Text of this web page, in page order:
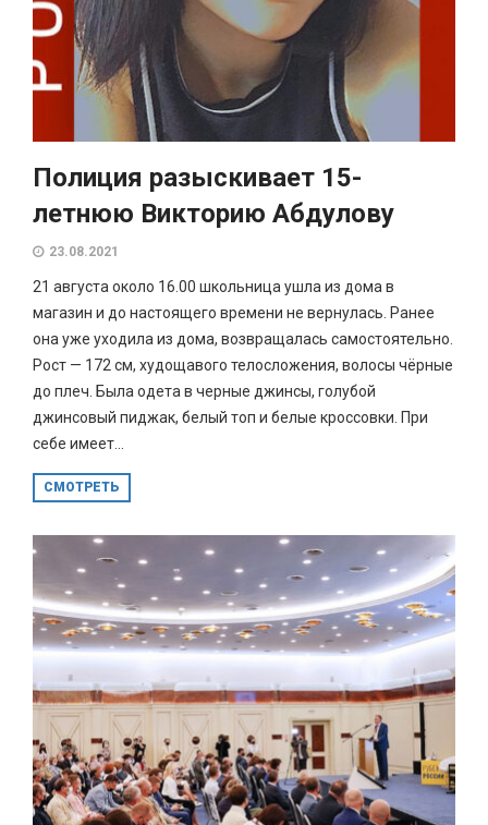
Полиция разыскивает 15-
летнюю Викторию Абдулову
23.08.2021
21 августа около 16.00 школьница ушла из дома в
магазин и до настоящего времени не вернулась. Ранее
она уже уходила из дома, возвращалась самостоятельно.
Рост — 172 см, худощавого телосложения, волосы чёрные
до плеч. Была одета в черные джинсы, голубой
джинсовый пиджак, белый топ и белые кроссовки. При
себе имеет...
СМОТРЕТЬ